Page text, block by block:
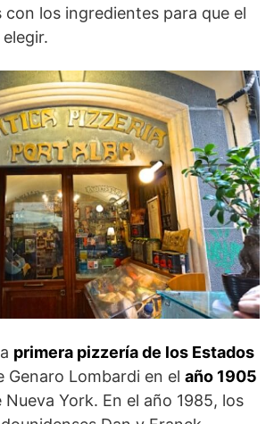
con los ingredientes para que el
primera pizzería de los Estados
Genaro Lombardi en el año 1905
Nueva York. En el año 1985, los